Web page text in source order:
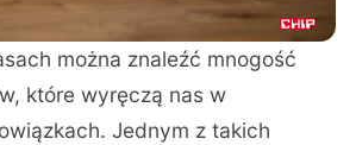
można znaleźć mnogość
które wyręczą nas w
Jednym z takich